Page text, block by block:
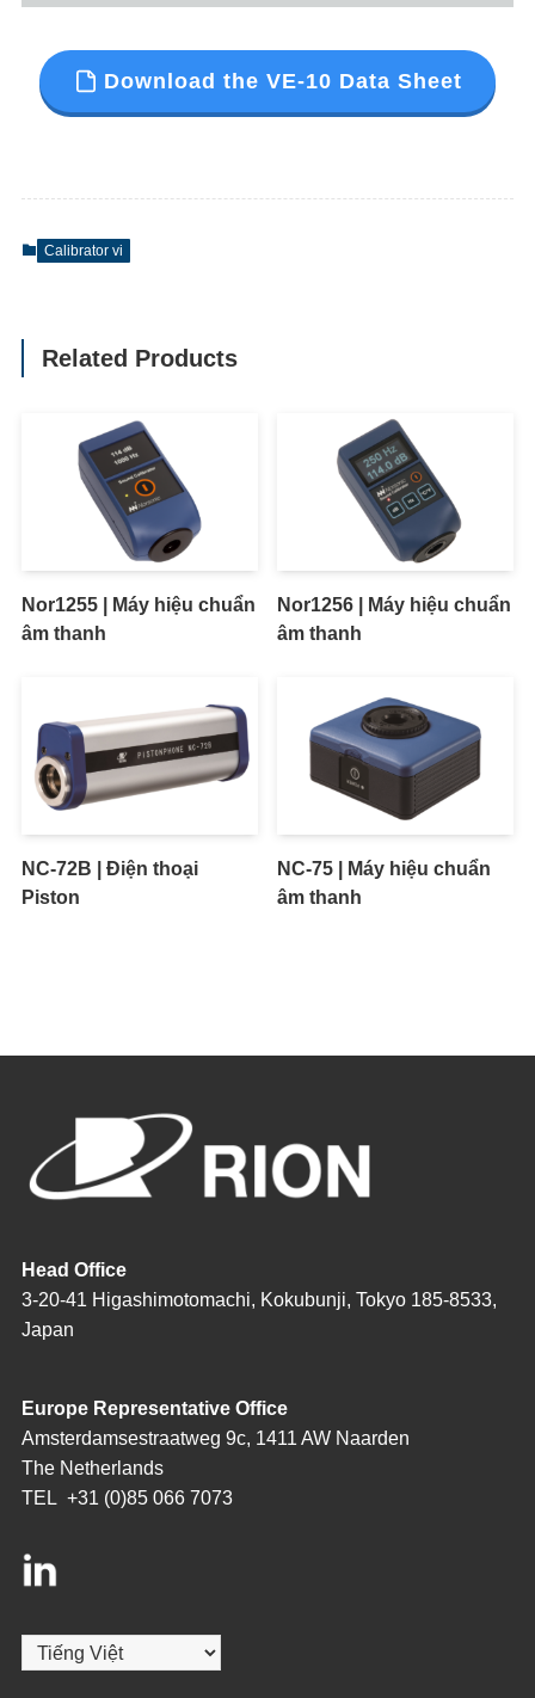
Download the VE-10 Data Sheet
Calibrator vi
Related Products
Nor1255 | Máy hiệu chuẩn
âm thanh
Nor1256 | Máy hiệu chuẩn
âm thanh
NC-72B | Điện thoại
Piston
NC-75 | Máy hiệu chuẩn
âm thanh
Head Office
3-20-41 Higashimotomachi, Kokubunji, Tokyo 185-8533,
Japan
Europe Representative Office
Amsterdamsestraatweg 9c, 1411 AW Naarden
The Netherlands
TEL +31 (0)85 066 7073
Chọn
một